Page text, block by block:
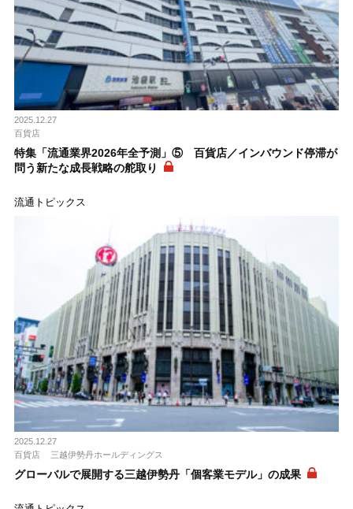
2025.12.27
百貨店
特集「流通業界2026年全予測」⑤ 百貨店／インバウンド停滞が
問う新たな成長戦略の舵取り
流通トピックス
2025.12.27
百貨店
三越伊勢丹ホールディングス
グローバルで展開する三越伊勢丹「個客業モデル」の成果